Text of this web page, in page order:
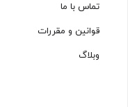
تماس با ما
قوانین و مقررات
وبلاگ